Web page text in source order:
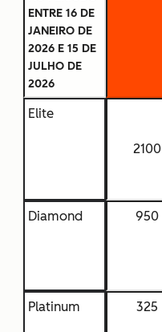
ENTRE 16 DE
JANEIRO DE
2026 E 15 DE
JULHO DE
2026
Elite
2100
Diamond 950
Platinum 325